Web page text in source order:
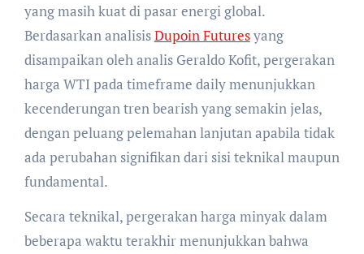
yang masih kuat di pasar energi global.
Berdasarkan analisisDupoin Futuresyang
disampaikan oleh analis Geraldo Kofit, pergerakan
harga WTI pada timeframe daily menunjukkan
kecenderungan tren bearish yang semakin jelas,
dengan peluang pelemahan lanjutan apabila tidak
ada perubahan signifikan dari sisi teknikal maupun
fundamental.
Secara teknikal, pergerakan harga minyak dalam
beberapa waktu terakhir menunjukkan bahwa